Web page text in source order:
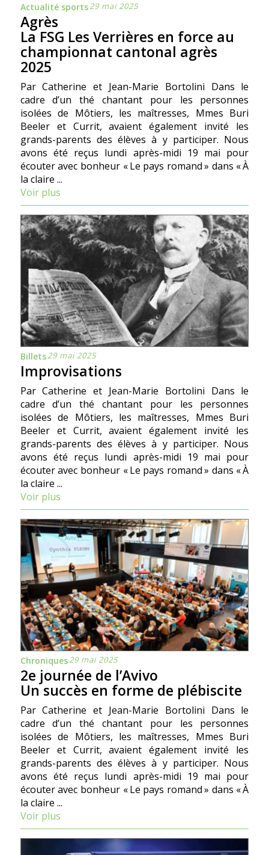
Actualité sports29 mai 2025
Agrès
La FSG Les Verrières en force au
championnat cantonal agrès
2025
Par Catherine et Jean-Marie Bortolini Dans le
cadre d’un thé chantant pour les personnes
isolées de Môtiers, les maîtresses, Mmes Buri
Beeler et Currit, avaient également invité les
grands-parents des élèves à y participer. Nous
avons été reçus lundi après-midi 19 mai pour
écouter avec bonheur « Le pays romand » dans « À
la claire ...
Voir plus
Billets29 mai 2025
Improvisations
Par Catherine et Jean-Marie Bortolini Dans le
cadre d’un thé chantant pour les personnes
isolées de Môtiers, les maîtresses, Mmes Buri
Beeler et Currit, avaient également invité les
grands-parents des élèves à y participer. Nous
avons été reçus lundi après-midi 19 mai pour
écouter avec bonheur « Le pays romand » dans « À
la claire ...
Voir plus
Chroniques29 mai 2025
2e journée de l’Avivo
Un succès en forme de plébiscite
Par Catherine et Jean-Marie Bortolini Dans le
cadre d’un thé chantant pour les personnes
isolées de Môtiers, les maîtresses, Mmes Buri
Beeler et Currit, avaient également invité les
grands-parents des élèves à y participer. Nous
avons été reçus lundi après-midi 19 mai pour
écouter avec bonheur « Le pays romand » dans « À
la claire ...
Voir plus